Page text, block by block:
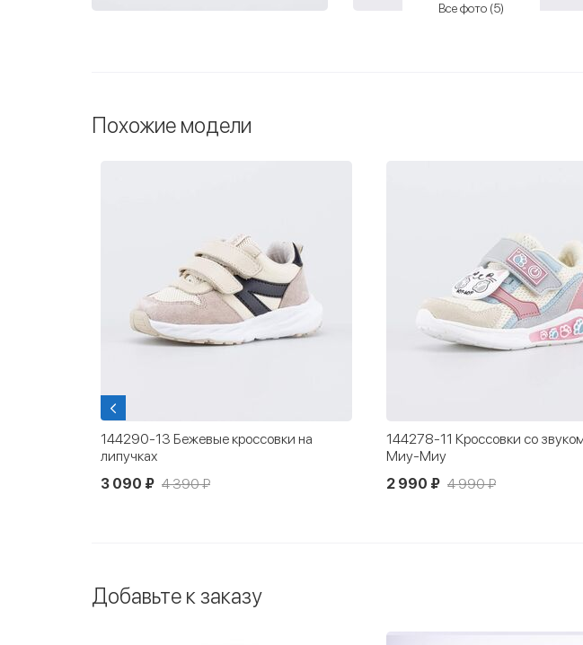
Все фото (5)
Похожие модели
144290-13 Бежевые кроссовки на
липучках
3 090 ₽ 4 390 ₽
144278-11 Кроссовки со
Миу-Миу
2 990 ₽ 4 990 ₽
Добавьте к заказу